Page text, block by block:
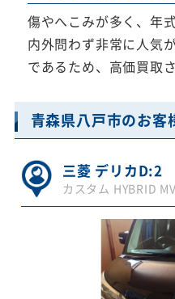
傷やへこみが多く、年
内外問わず非常に人気
であるため、高価買取
青森県八戸市のお客
三菱 デリカD:2
カスタム HYBRID MV